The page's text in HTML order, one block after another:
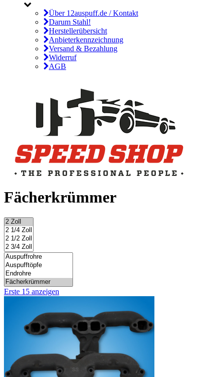
Über 12auspuff.de / Kontakt
Darum Stahl!
Herstellerübersicht
Anbieterkennzeichnung
Versand & Bezahlung
Widerruf
AGB
Fächerkrümmer
Erste 15 anzeigen